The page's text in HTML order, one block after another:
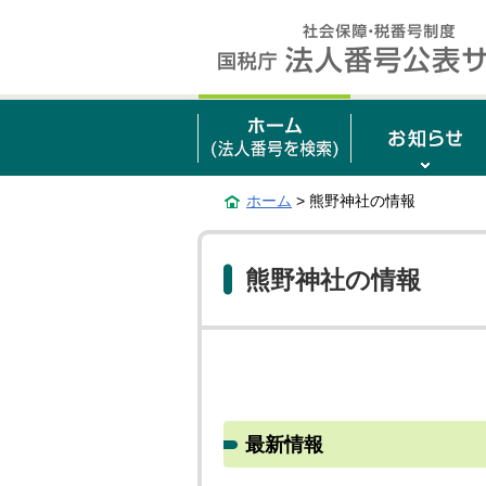
ホーム > 熊野神社の情報
熊野神社の情報
最新情報